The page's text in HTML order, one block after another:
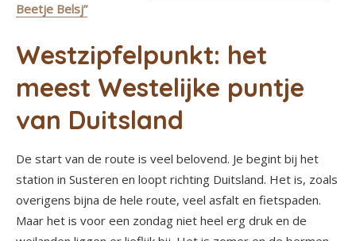
Beetje Belsj”
Westzipfelpunkt: het
meest Westelijke puntje
van Duitsland
De start van de route is veel belovend. Je begint bij het
station in Susteren en loopt richting Duitsland. Het is, zoals
overigens bijna de hele route, veel asfalt en fietspaden.
Maar het is voor een zondag niet heel erg druk en de